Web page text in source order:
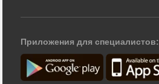
Приложения для специалистов: